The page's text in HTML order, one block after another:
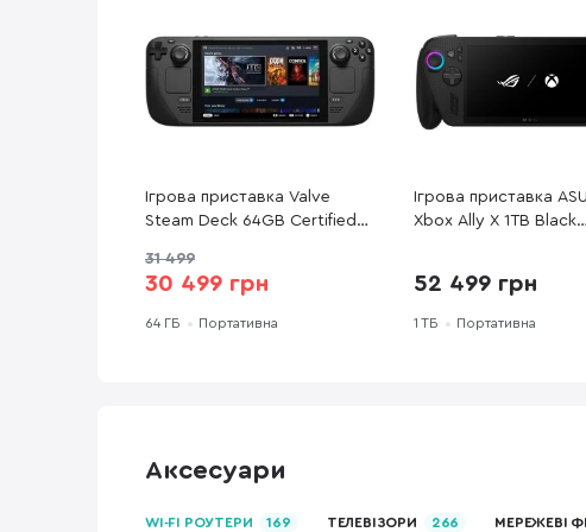
Ігрова приставка Valve
Steam Deck 64GB Certified
31 499
30 499 грн
64 ГБ Портативна
Ігрова приставка
Xbox Ally X 1TB Black
52 499 грн
1 ТБ Портативна
Аксесуари
WI-FI РОУТЕРИ 169 ТЕЛЕВІЗОРИ 266 МЕРЕЖЕВІ